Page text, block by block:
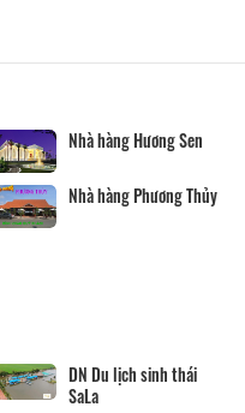
Nhà hàng Hương Sen
Nhà hàng Phương Thủy
DN Du lịch sinh thái
SaLa